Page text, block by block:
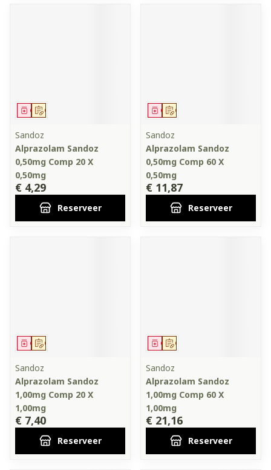
Op voorschrift
Geneesmiddel
Sandoz
Alprazolam Sandoz
0,50mg Comp 20 X
0,50mg
€ 4,29
Reserveer
Op voorschrift
Geneesmiddel
Sandoz
Alprazolam Sandoz
0,50mg Comp 60 X
0,50mg
€ 11,87
Reserveer
Op voorschrift
Geneesmiddel
Sandoz
Alprazolam Sandoz
1,00mg Comp 20 X
1,00mg
€ 7,40
Reserveer
Op voorschrift
Geneesmiddel
Sandoz
Alprazolam Sandoz
1,00mg Comp 60 X
1,00mg
€ 21,16
Reserveer